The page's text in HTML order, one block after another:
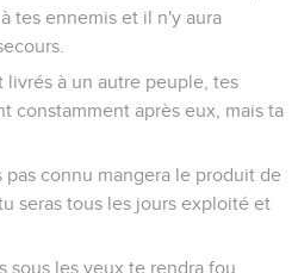
tes ennemis et il n'y aura
livrés à un autre peuple, tes
constamment après eux, mais ta
pas connu mangera le produit de
seras tous les jours exploité et
sous les yeux te rendra fou.